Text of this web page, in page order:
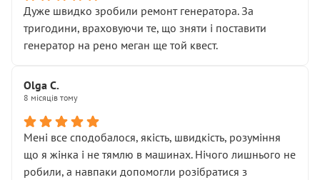
• реальної діагностики, а не формального
“подивились і поїхав”
На жаль, складається враження, що сервіс працює не
Стосовно комунікації - все добре
Дуже швидко зробили ремонт генератора. За
тригодини, враховуючи те, що зняти і поставити
генератор на рено меган ще той квест.
Olga С.
8 місяців тому
Мені все сподобалося, якість, швидкість, розуміння
що я жінка і не тямлю в машинах. Нічого лишнього не
робили, а навпаки допомогли розібратися з